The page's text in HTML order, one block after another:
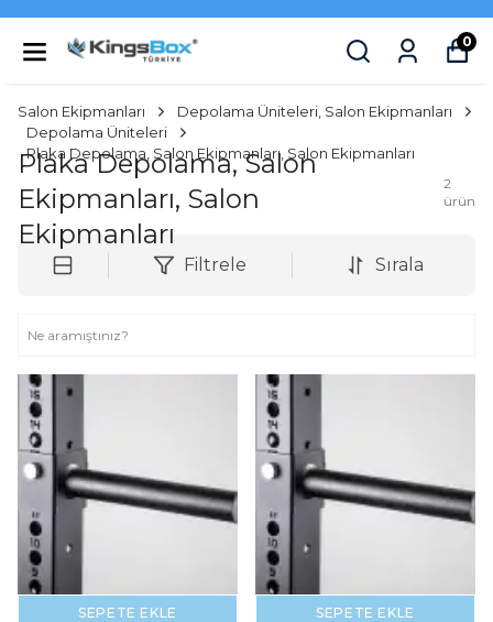
0
Salon Ekipmanları
Depolama Üniteleri, Salon Ekipmanları
Depolama Üniteleri
Plaka Depolama, Salon Ekipmanları, Salon Ekipmanları
Plaka Depolama, Salon
Ekipmanları, Salon
Ekipmanları
2
ürün
Filtrele Sırala
SEPETE EKLE SEPETE EKLE